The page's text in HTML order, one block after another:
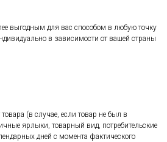
выгодным для вас способом в любую точку
в зависимости от вашей страны
(в случае, если товар не был в
ярлыки, товарный вид, потребительские
дней с момента фактического